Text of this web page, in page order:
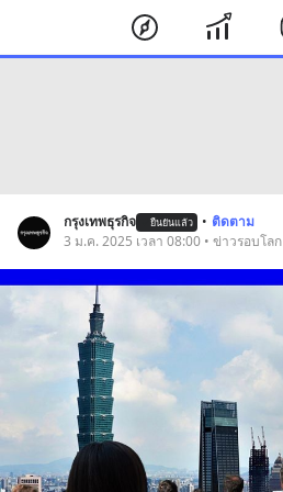
กรุงเทพธุรกิจ ยืนยันแล้ว • ติดตาม
3 ม.ค. 2025 เวลา 08:00 • ข่าวรอบโลก